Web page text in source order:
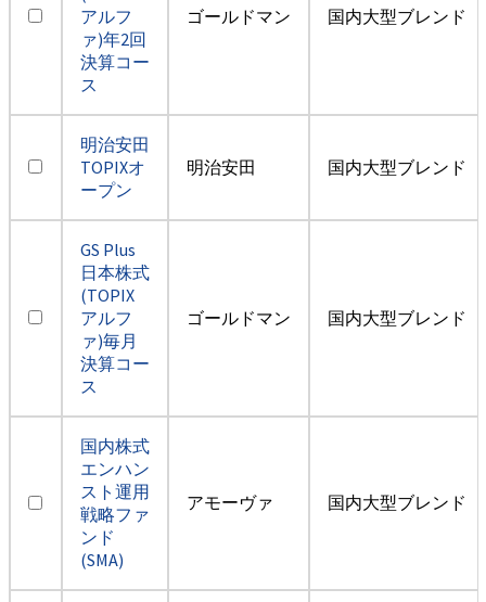
アルフ
ァ)年2回
決算コー
ス
ゴールドマン 国内大型ブレンド
明治安田
TOPIXオ
ープン
明治安田 国内大型ブレンド
GS Plus
日本株式
(TOPIX
アルフ
ァ)毎月
決算コー
ス
ゴールドマン 国内大型ブレンド
国内株式
エンハン
スト運用
戦略ファ
ンド
(SMA)
アモーヴァ 国内大型ブレンド